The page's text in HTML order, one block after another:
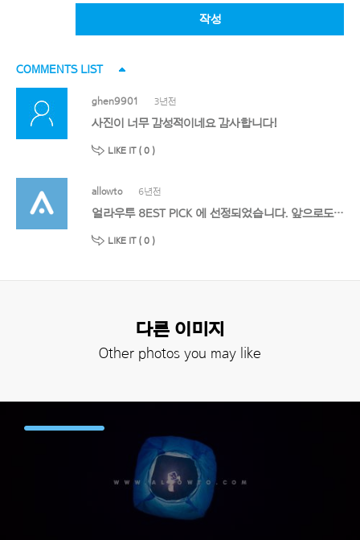
작성
COMMENTS LIST
ghen9901 3년전
사진이 너무 감성적이네요 감사합니다!
LIKE IT ( 0 )
allowto 6년전
얼라우투 8EST PICK 에 선정되었습니다. 앞으로도 멋진 작품 기대할게요!
LIKE IT ( 0 )
다른 이미지
Other photos you may like